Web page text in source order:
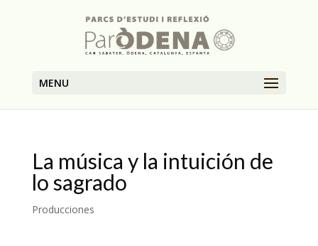
MENU
La música y la intuición de
lo sagrado
Producciones